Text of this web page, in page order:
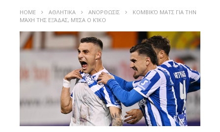
HOME ΑΘΛΗΤΙΚΑ ΑΝΟΡΘΩΣΙΣ
ΚΟΜΒΙΚΌ ΜΑΤΣ ΓΙΑ ΤΗΝ
ΜΆΧΗ ΤΗΣ ΕΞΆΔΑΣ, ΜΈΣΑ Ο ΚΊΚΟ